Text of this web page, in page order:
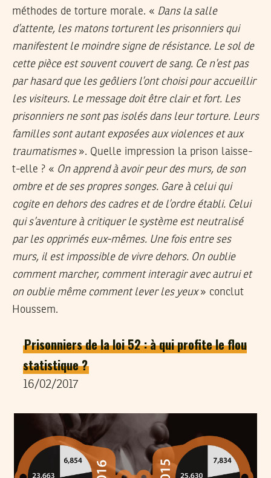
méthodes de torture morale. « Dans la salle
d’attente, les matons torturent les prisonniers qui
manifestent le moindre signe de résistance. Le sol de
cette pièce est souvent couvert de sang. Ce n’est pas
par hasard que les geôliers l’ont choisi pour accueillir
les visiteurs. Le message doit être clair et fort. Les
prisonniers ne sont pas isolés dans leur torture. Leurs
familles sont autant exposées aux violences et aux
traumatismes». Quelle impression la prison laisse-
t-elle ? « On apprend à avoir peur des murs, de son
ombre et de ses propres songes. Gare à celui qui
cogite en dehors des cadres et de l’ordre établi. Celui
qui s’aventure à critiquer le système est neutralisé
par les opprimés eux-mêmes. Une fois entre ses
murs, il est impossible de vivre dehors. On oublie
comment marcher, comment interagir avec autrui et
on oublie même comment lever les yeux» conclut
Houssem.
Prisonniers de la loi 52 : à qui profite le flou
statistique ?
16/02/2017